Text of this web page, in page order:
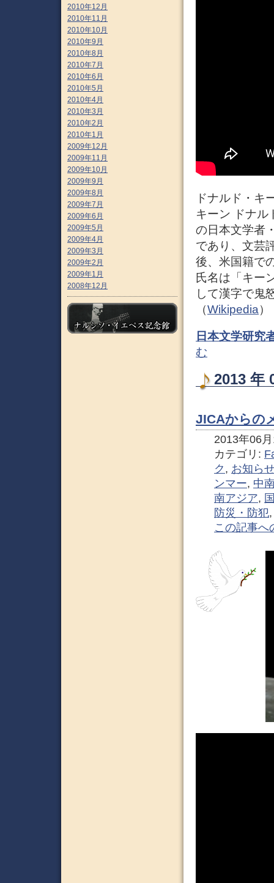
ドナルド・キ
キーン ドナル
の日本文学者
であり、文芸
後、米国籍で
氏名は「キー
して漢字で鬼
（Wikipedia）
日本文学研究
む
2013 年
JICAからの
2013年06
カテゴリ:
ク , お知ら
ンマー, 中
南アジア,
防災・防犯
この記事へ
2010年12月
2010年11月
2010年10月
2010年9月
2010年8月
2010年7月
2010年6月
2010年5月
2010年4月
2010年3月
2010年2月
2010年1月
2009年12月
2009年11月
2009年10月
2009年9月
2009年8月
2009年7月
2009年6月
2009年5月
2009年4月
2009年3月
2009年2月
2009年1月
2008年12月